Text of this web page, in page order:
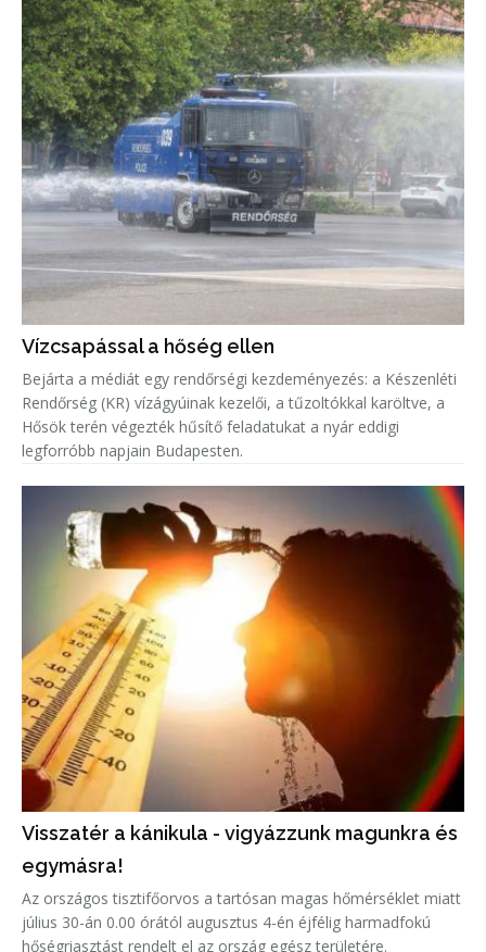
Vízcsapással a hőség ellen
Bejárta a médiát egy rendőrségi kezdeményezés: a Készenléti
Rendőrség (KR) vízágyúinak kezelői, a tűzoltókkal karöltve, a
Hősök terén végezték hűsítő feladatukat a nyár eddigi
legforróbb napjain Budapesten.
Visszatér a kánikula - vigyázzunk magunkra és
egymásra!
Az országos tisztifőorvos a tartósan magas hőmérséklet miatt
július 30-án 0.00 órától augusztus 4-én éjfélig harmadfokú
hőségriasztást rendelt el az ország egész területére.